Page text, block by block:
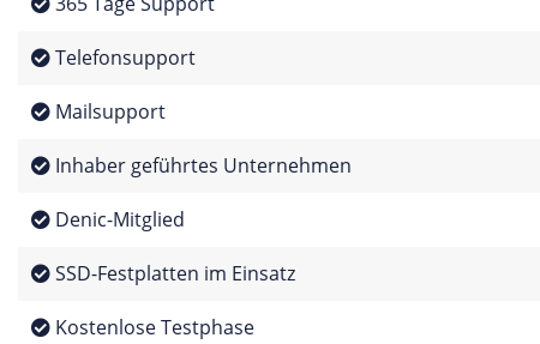
Telefonsupport
Mailsupport
Inhaber geführtes Unternehmen
Denic-Mitglied
SSD-Festplatten im Einsatz
Kostenlose Testphase